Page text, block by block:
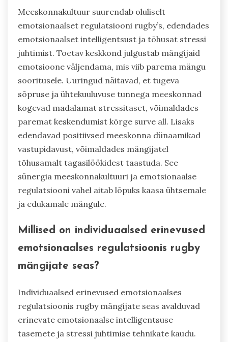
Meeskonnakultuur suurendab oluliselt
emotsionaalset regulatsiooni rugby’s, edendades
emotsionaalset intelligentsust ja tõhusat stressi
juhtimist. Toetav keskkond julgustab mängijaid
emotsioone väljendama, mis viib parema mängu
sooritusele. Uuringud näitavad, et tugeva
sõpruse ja ühtekuuluvuse tunnega meeskonnad
kogevad madalamat stressitaset, võimaldades
paremat keskendumist kõrge surve all. Lisaks
edendavad positiivsed meeskonna dünaamikad
vastupidavust, võimaldades mängijatel
tõhusamalt tagasilöökidest taastuda. See
sünergia meeskonnakultuuri ja emotsionaalse
regulatsiooni vahel aitab lõpuks kaasa ühtsemale
ja edukamale mängule.
Millised on individuaalsed erinevused
emotsionaalses regulatsioonis rugby
mängijate seas?
Individuaalsed erinevused emotsionaalses
regulatsioonis rugby mängijate seas avalduvad
erinevate emotsionaalse intelligentsuse
tasemete ja stressi juhtimise tehnikate kaudu.